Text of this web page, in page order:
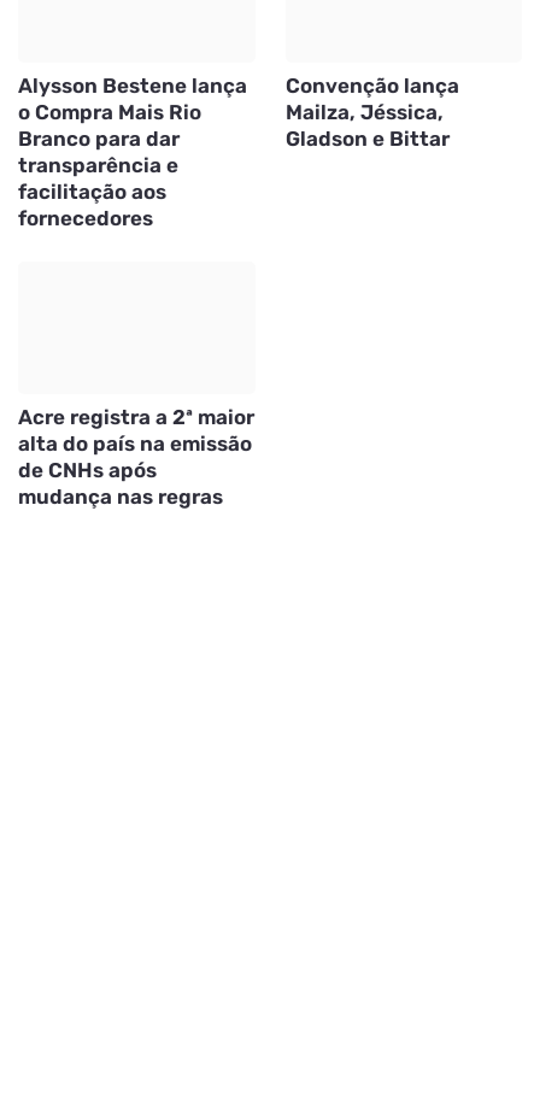
Alysson Bestene lança
o Compra Mais Rio
Branco para dar
transparência e
facilitação aos
fornecedores
Convenção lança
Mailza, Jéssica,
Gladson e Bittar
Acre registra a 2ª maior
alta do país na emissão
de CNHs após
mudança nas regras